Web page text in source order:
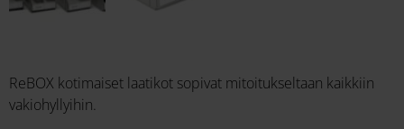
ReBOX kotimaiset laatikot sopivat mitoitukseltaan kaikkiin
vakiohyllyihin.